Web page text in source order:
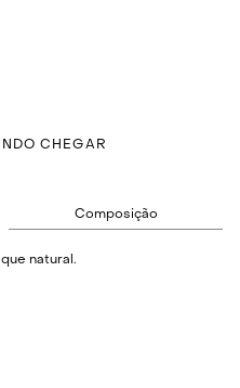
CHEGAR
Composição
natural.